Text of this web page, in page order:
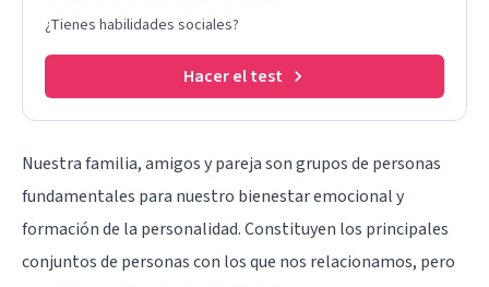
¿Tienes habilidades sociales?
Hacer el test
Nuestra familia, amigos y pareja son grupos de personas
fundamentales para nuestro bienestar emocional y
formación de la personalidad. Constituyen los principales
conjuntos de personas con los que nos relacionamos, pero